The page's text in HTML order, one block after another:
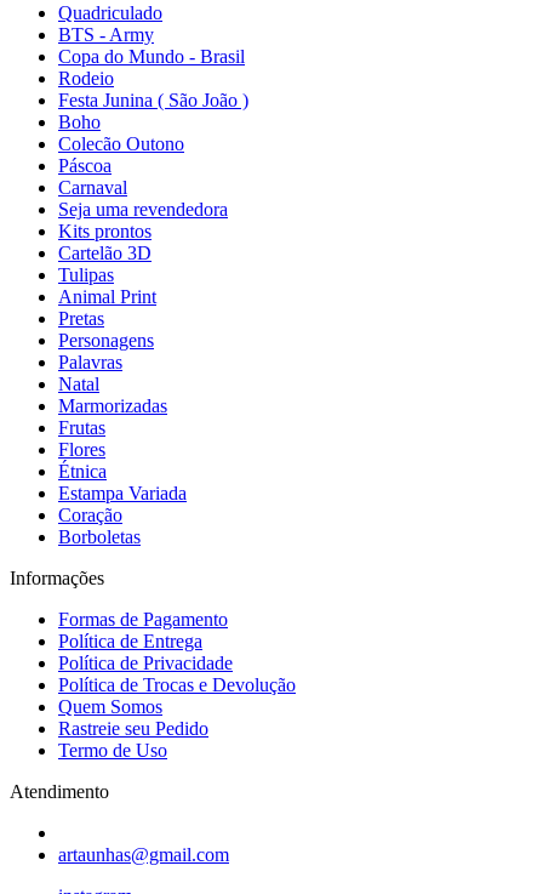
Quadriculado
BTS - Army
Copa do Mundo - Brasil
Rodeio
Festa Junina ( São João )
Boho
Colecão Outono
Páscoa
Carnaval
Seja uma revendedora
Kits prontos
Cartelão 3D
Tulipas
Animal Print
Pretas
Personagens
Palavras
Natal
Marmorizadas
Frutas
Flores
Étnica
Estampa Variada
Coração
Borboletas
Informações
Formas de Pagamento
Política de Entrega
Política de Privacidade
Política de Trocas e Devolução
Quem Somos
Rastreie seu Pedido
Termo de Uso
Atendimento
artaunhas@gmail.com